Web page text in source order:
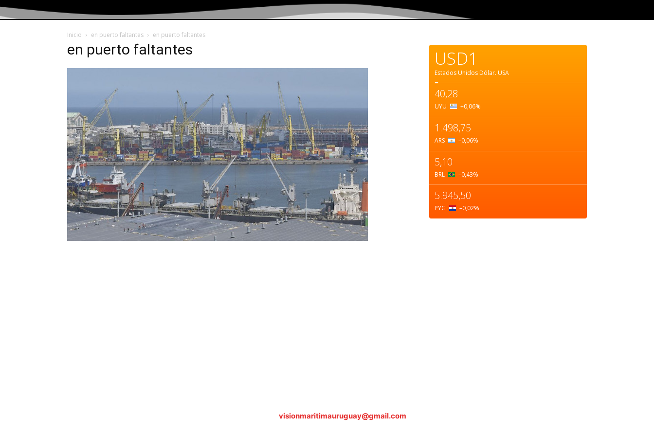
Inicio en puerto faltantes en puerto faltantes
en puerto faltantes USD1
Estados Unidos Dólar. USA
=
40,28
UYU +0,06%
1.498,75
ARS –0,06%
5,10
BRL –0,43%
5.945,50
PYG –0,02%
visionmaritimauruguay@gmail.com